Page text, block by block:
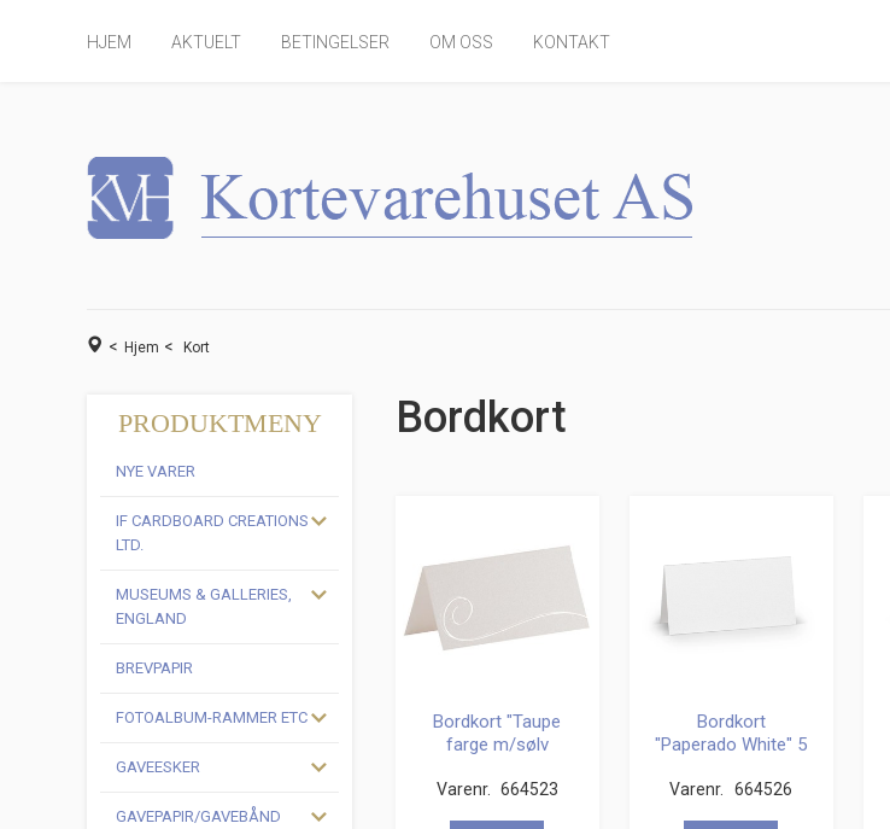
HJEM AKTUELT BETINGELSER OM OSS KONTAKT
< Hjem < Kort
PRODUKTMENY
NYE VARER
IF CARDBOARD CREATIONS
LTD.
MUSEUMS & GALLERIES,
ENGLAND
BREVPAPIR
FOTOALBUM-RAMMER ETC
GAVEESKER
GAVEPAPIR/GAVEBÅND
Bordkort
Bordkort "Taupe
farge m/sølv
Varenr. 664523
Bordkort
"Paperado White" 5
Varenr. 664526